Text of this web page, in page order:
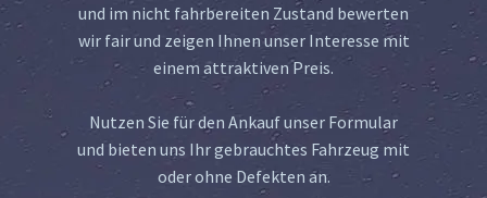
und im nicht fahrbereiten Zustand bewerten
wir fair und zeigen Ihnen unser Interesse mit
einem attraktiven Preis.
Nutzen Sie für den Ankauf unser Formular
und bieten uns Ihr gebrauchtes Fahrzeug mit
oder ohne Defekten an.